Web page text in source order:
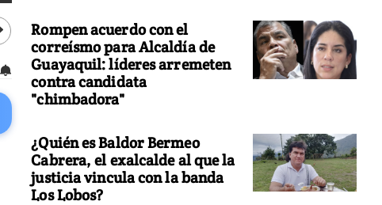
Rompen acuerdo con el
correísmo para Alcaldía de
Guayaquil: líderes arremeten
contra candidata
"chimbadora"
¿Quién es Baldor Bermeo
Cabrera, el exalcalde al que la
justicia vincula con la banda
Los Lobos?